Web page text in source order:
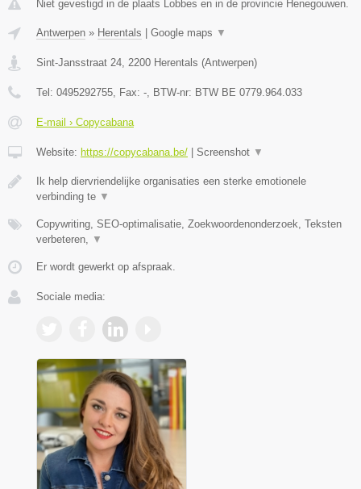
Niet gevestigd in de plaats Lobbes en in de provincie Henegouwen.
Antwerpen » Herentals Google maps ▼
Sint-Jansstraat 24, 2200 Herentals (Antwerpen)
Tel: 0495292755, Fax: -, BTW-nr: BTW BE 0779.964.033
E-mail › Copycabana
Website: https://copycabana.be/ Screenshot ▼
Ik help diervriendelijke organisaties een sterke emotionele
verbinding te ▼
Copywriting, SEO-optimalisatie, Zoekwoordenonderzoek, Teksten
verbeteren, ▼
Er wordt gewerkt op afspraak.
Sociale media: